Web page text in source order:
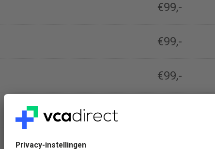
€99,-
€99,-
€99,-